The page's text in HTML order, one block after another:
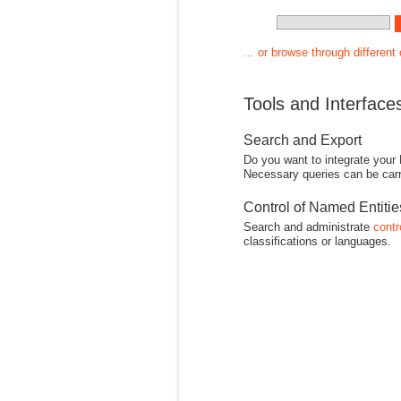
... or browse through different
Tools and
Search and Export
Do you want to integrate
Necessary queries can be
Control of Named
Search and administrate
classifications or languages.